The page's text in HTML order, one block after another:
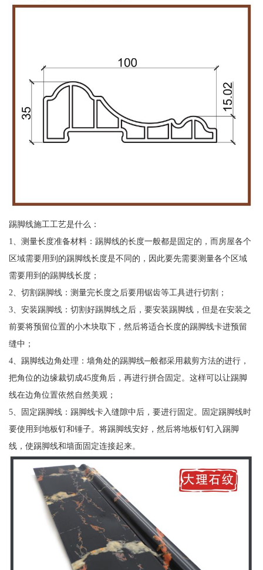
踢脚线施工工艺是什么：
1、测量长度准备材料：踢脚线的长度一般都是固定的，而房屋各个
区域需要用到的踢脚线长度是不同的，因此要先需要测量各个区域
需要用到的踢脚线长度；
2、切割踢脚线：测量完长度之后要用锯齿等工具进行切割；
3、安装踢脚线：切割好踢脚线之后，要安装踢脚线，但是在安装之
前要将预留位置的小木块取下，然后将适合长度的踢脚线卡进预留
缝中；
4、踢脚线边角处理：墙角处的踢脚线─般都采用裁剪方法的进行，
把角位的边缘裁切成45度角后，再进行拼合固定。这样可以让踢脚
线在边角位置依然自然美观；
5、固定踢脚线：踢脚线卡入缝隙中后，要进行固定。固定踢脚线时
要使用到地板钉和锤子。将踢脚线安好，然后将地板钉钉入踢脚
线，使踢脚线和墙面固定连接起来。